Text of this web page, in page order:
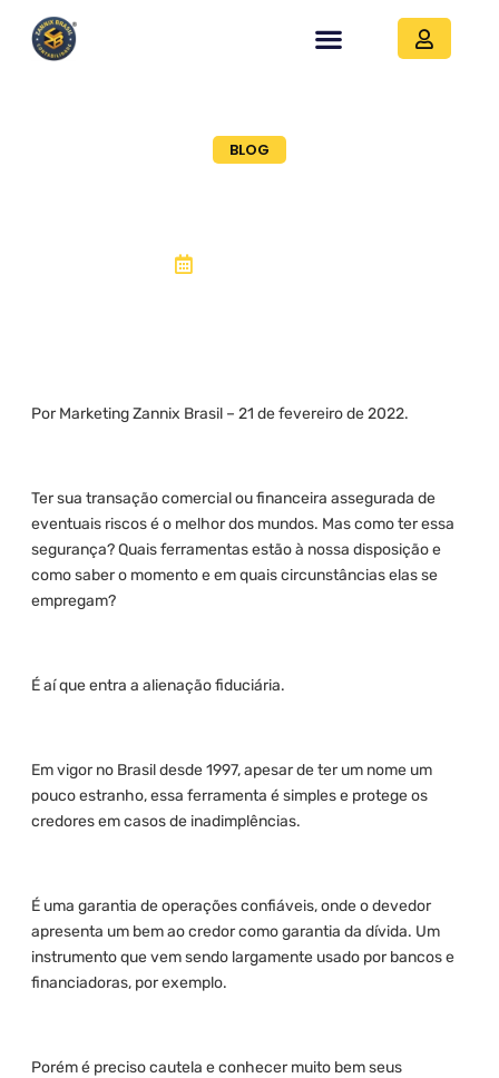
BLOG
Por Marketing Zannix Brasil – 21 de fevereiro de 2022.
Ter sua transação comercial ou financeira assegurada de
eventuais riscos é o melhor dos mundos. Mas como ter essa
segurança? Quais ferramentas estão à nossa disposição e
como saber o momento e em quais circunstâncias elas se
empregam?
É aí que entra a alienação fiduciária.
Em vigor no Brasil desde 1997, apesar de ter um nome um
pouco estranho, essa ferramenta é simples e protege os
credores em casos de inadimplências.
É uma garantia de operações confiáveis, onde o devedor
apresenta um bem ao credor como garantia da dívida. Um
instrumento que vem sendo largamente usado por bancos e
financiadoras, por exemplo.
Porém é preciso cautela e conhecer muito bem seus